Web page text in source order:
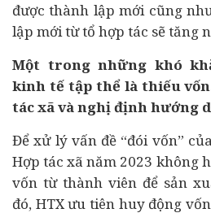
được thành lập mới cũng
lập mới từ tổ hợp tác sẽ tăng
Một trong những khó
kinh tế tập thể là thiếu
tác xã và nghị định hướng
Để xử lý vấn đề “đói vốn”
Hợp tác xã năm 2023 không
vốn từ thành viên để sản
đó, HTX ưu tiên huy động